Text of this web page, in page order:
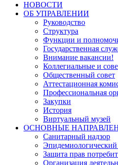
НОВОСТИ
ОБ УПРАВЛЕНИИ
Руководство
Структура
Функции и
Государственная
Внимание вакансии!
Коллегиальные и
Общественный совет
Аттестационная
Профессиональная
Закупки
История
Виртуальный музей
ОСНОВНЫЕ
Санитарный надзор
Эпидемиологический
Защита прав
Организация